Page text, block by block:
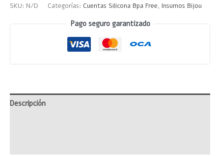
SKU: N/D Categorías: Cuentas Silicona Bpa Free, Insumos Bijou
Pago seguro garantizado
Descripción